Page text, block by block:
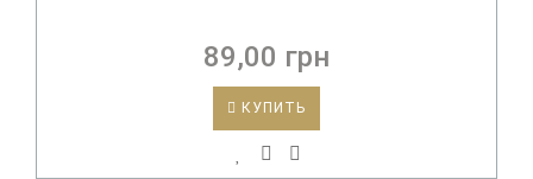
89,00 грн
КУПИТЬ